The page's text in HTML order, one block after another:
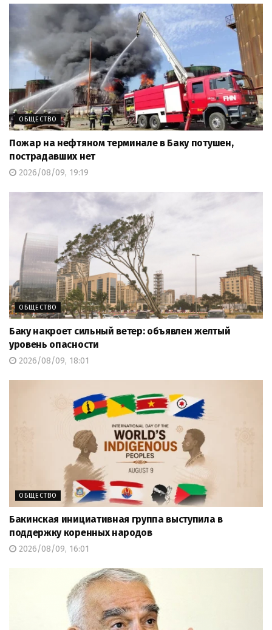
ОБЩЕСТВО
Пожар на нефтяном терминале в Баку потушен,
пострадавших нет
2026/08/09, 19:19
ОБЩЕСТВО
Баку накроет сильный ветер: объявлен желтый
уровень опасности
2026/08/09, 18:01
ОБЩЕСТВО
Бакинская инициативная группа выступила в
поддержку коренных народов
2026/08/09, 16:01